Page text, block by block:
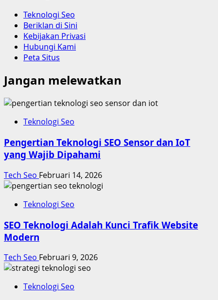
Teknologi Seo
Beriklan di Sini
Kebijakan Privasi
Hubungi Kami
Peta Situs
Jangan melewatkan
Teknologi Seo
Pengertian Teknologi SEO Sensor dan IoT
yang Wajib Dipahami
Tech Seo Februari 14, 2026
Teknologi Seo
SEO Teknologi Adalah Kunci Trafik Website
Modern
Tech Seo Februari 9, 2026
Teknologi Seo